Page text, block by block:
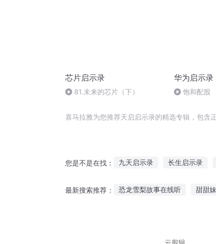
芯片启示录
81.未来的芯片（下）
华为启示录
饱和配股
喜马拉雅为您推荐天启启示录的精选专辑，包含
您是不是在找： 九天启示录 长生启示录
最新搜索推荐： 恐龙雪梨故事在线听 甜甜
云剪辑